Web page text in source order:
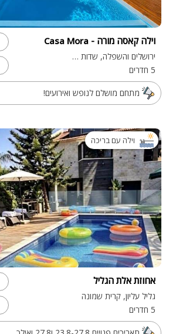
וילה קאסה מורה - Casa Mora
ירושלים והשפלה, שדות מיכה
5 חדרים
מתחם מושלם לנופש ואירועים!
וילה עם בריכה
אחוזת אלת הגליל
גליל עליון, קרית שמונה
5 חדרים